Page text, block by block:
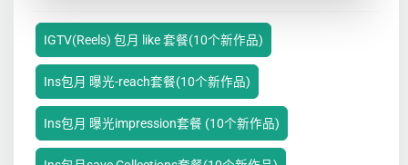
IGTV(Reels) 包月 like 套餐(10个新作品)
Ins包月 曝光-reach套餐(10个新作品)
Ins包月 曝光impression套餐 (10个新作品)